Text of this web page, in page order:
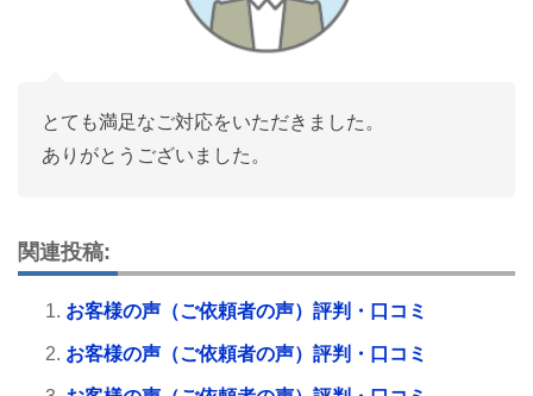
とても満足なご対応をいただきました。
ありがとうございました。
関連投稿:
お客様の声（ご依頼者の声）評判・口コミ
お客様の声（ご依頼者の声）評判・口コミ